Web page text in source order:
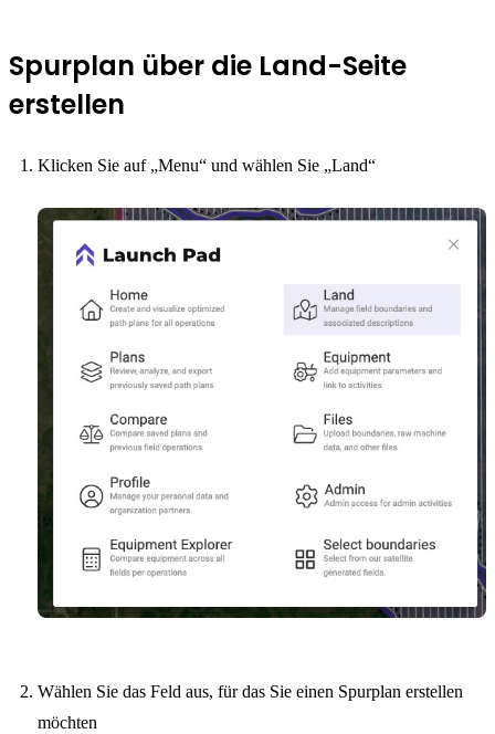
Spurplan über die Land-Seite
erstellen
Klicken Sie auf „Menu“ und wählen Sie „Land“
Wählen Sie das Feld aus, für das Sie einen Spurplan erstellen
möchten